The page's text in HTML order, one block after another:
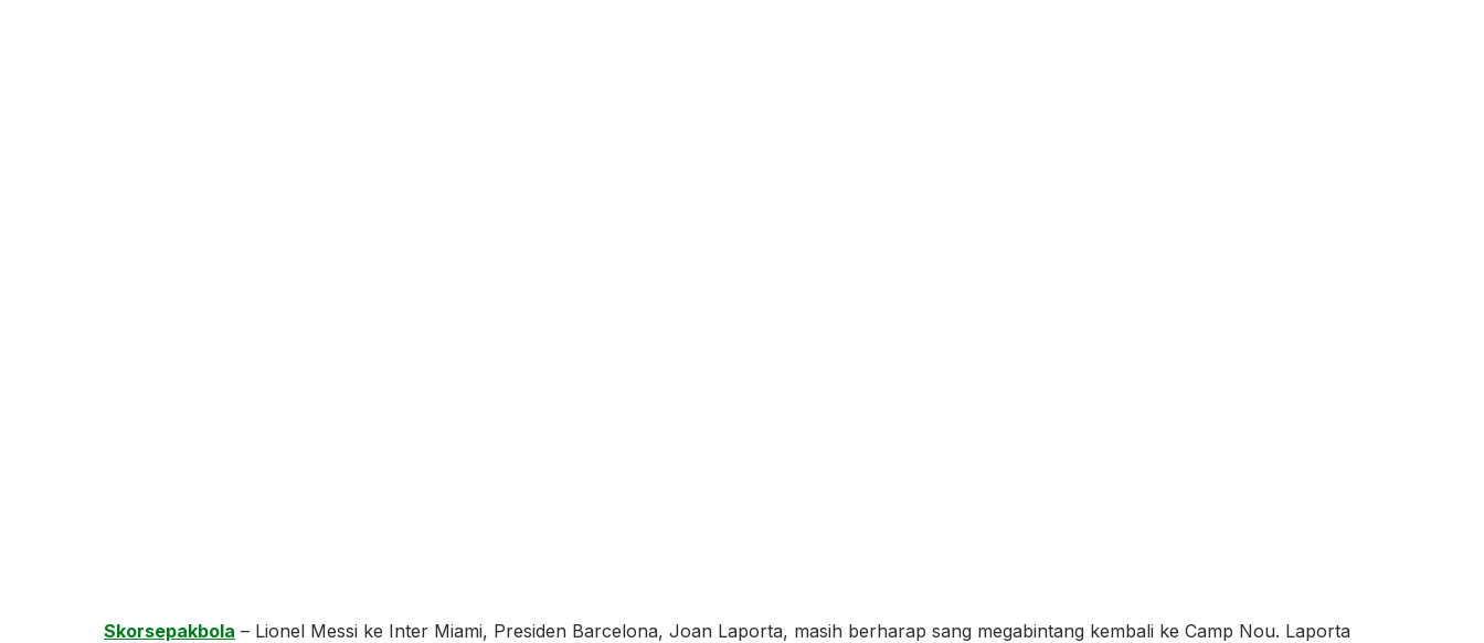
Skorsepakbola – Lionel Messi ke Inter Miami, Presiden Barcelona, Joan Laporta, masih berharap sang megabintang kembali ke Camp Nou. Laporta